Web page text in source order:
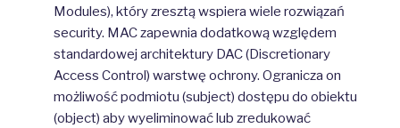
Modules), który zresztą wspiera wiele rozwiązań
security. MAC zapewnia dodatkową względem
standardowej architektury DAC (Discretionary
Access Control) warstwę ochrony. Ogranicza on
możliwość podmiotu (subject) dostępu do obiektu
(object) aby wyeliminować lub zredukować